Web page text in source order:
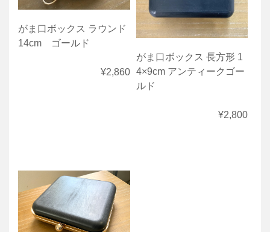
がま口ボックス ラウンド
14cm ゴールド
¥2,860
がま口ボックス 長方形 1
4×9cm アンティークゴー
ルド
¥2,800